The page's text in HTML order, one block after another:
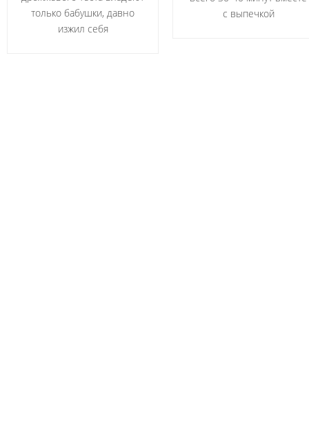
с выпечкой
только бабушки, давно
изжил себя